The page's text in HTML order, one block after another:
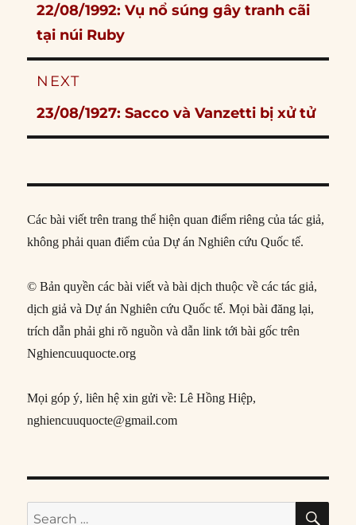
Previous
post:
22/08/1992: Vụ nổ súng gây tranh cãi
tại núi Ruby
NEXT
Next
post:
23/08/1927: Sacco và Vanzetti bị xử tử
Các bài viết trên trang thể hiện quan điểm riêng của tác giả,
không phải quan điểm của Dự án Nghiên cứu Quốc tế.
© Bản quyền các bài viết và bài dịch thuộc về các tác giả,
dịch giả và Dự án Nghiên cứu Quốc tế. Mọi bài đăng lại,
trích dẫn phải ghi rõ nguồn và dẫn link tới bài gốc trên
Nghiencuuquocte.org
Mọi góp ý, liên hệ xin gửi về: Lê Hồng Hiệp,
nghiencuuquocte@gmail.com
Search